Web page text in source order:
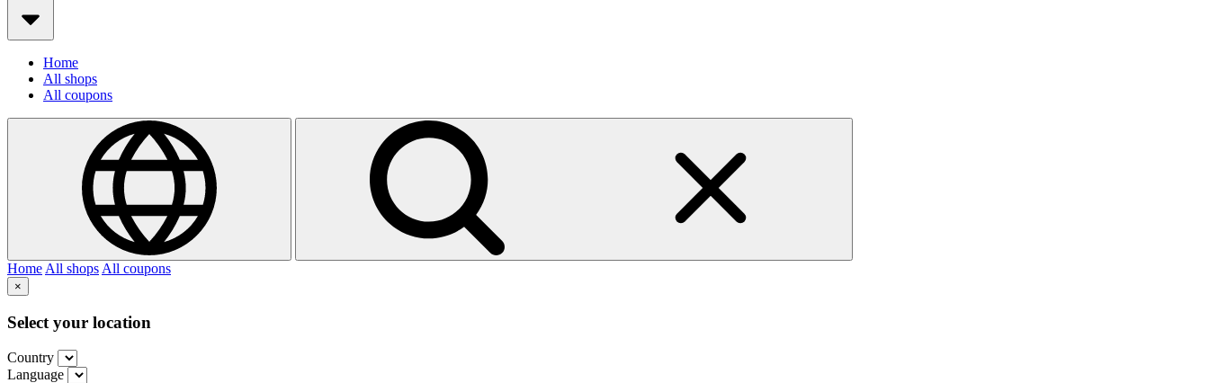
Home
All shops
All coupons
HomeAll shopsAll coupons
×
Select your location
Country
Language